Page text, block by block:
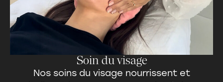
Soin du visage
Nos soins du visage nourrissent et